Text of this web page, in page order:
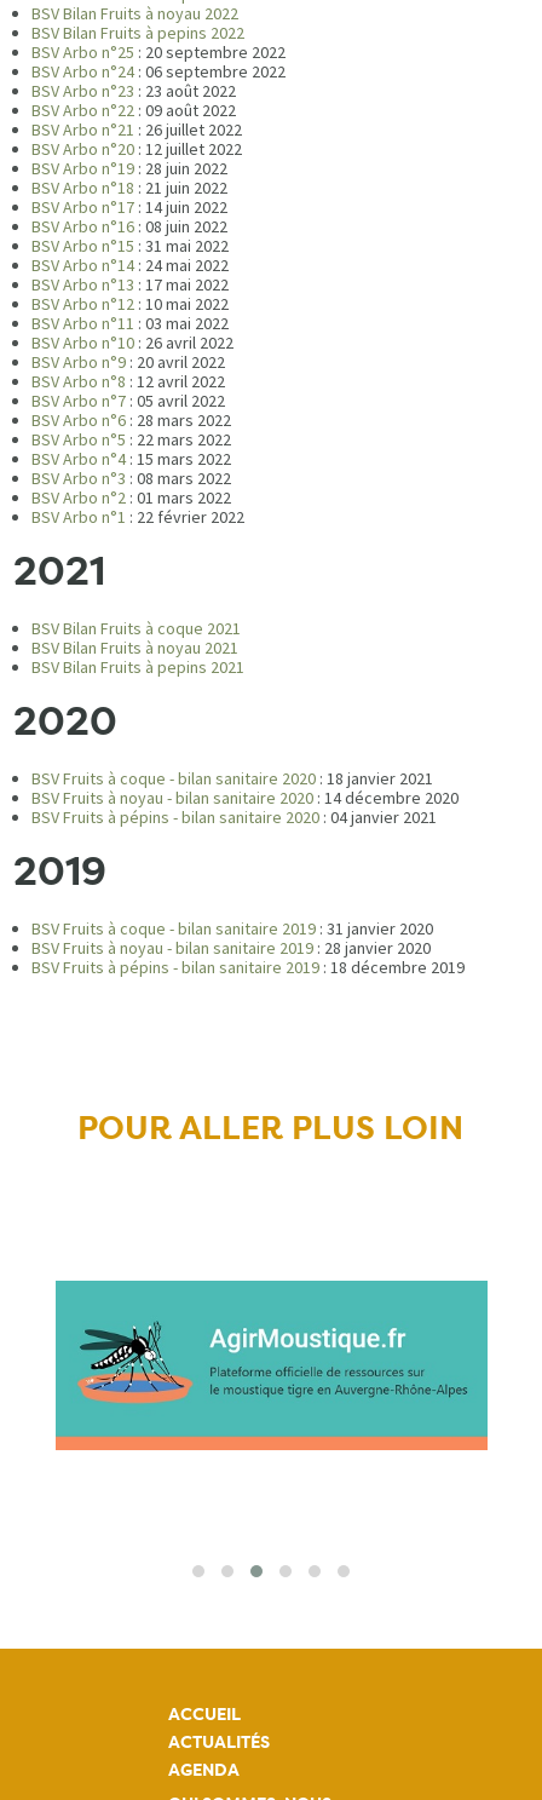
BSV Bilan Fruits à noyau 2022
BSV Bilan Fruits à pepins 2022
BSV Arbo n°25 : 20 septembre 2022
BSV Arbo n°24: 06 septembre 2022
BSV Arbo n°23 : 23 août 2022
BSV Arbo n°22 : 09 août 2022
BSV Arbo n°21 : 26 juillet 2022
BSV Arbo n°20 : 12 juillet 2022
BSV Arbo n°19 : 28 juin 2022
BSV Arbo n°18 : 21 juin 2022
BSV Arbo n°17 : 14 juin 2022
BSV Arbo n°16 : 08 juin 2022
BSV Arbo n°15 : 31 mai 2022
BSV Arbo n°14: 24 mai 2022
BSV Arbo n°13 : 17 mai 2022
BSV Arbo n°12 : 10 mai 2022
BSV Arbo n°11 : 03 mai 2022
BSV Arbo n°10 : 26 avril 2022
BSV Arbo n°9 : 20 avril 2022
BSV Arbo n°8 : 12 avril 2022
BSV Arbo n°7 : 05 avril 2022
BSV Arbo n°6 : 28 mars 2022
BSV Arbo n°5 : 22 mars 2022
BSV Arbo n°4: 15 mars 2022
BSV Arbo n°3 : 08 mars 2022
BSV Arbo n°2 : 01 mars 2022
BSV Arbo n°1 : 22 février 2022
2021
BSV Bilan Fruits à coque 2021
BSV Bilan Fruits à noyau 2021
BSV Bilan Fruits à pepins 2021
2020
BSV Fruits à coque - bilan sanitaire 2020 : 18 janvier 2021
BSV Fruits à noyau - bilan sanitaire 2020 : 14 décembre 2020
BSV Fruits à pépins - bilan sanitaire 2020 : 04 janvier 2021
2019
BSV Fruits à coque - bilan sanitaire 2019 : 31 janvier 2020
BSV Fruits à noyau - bilan sanitaire 2019 : 28 janvier 2020
BSV Fruits à pépins - bilan sanitaire 2019 : 18 décembre 2019
POUR ALLER PLUS LOIN
ACCUEIL
ACTUALITÉS
AGENDA